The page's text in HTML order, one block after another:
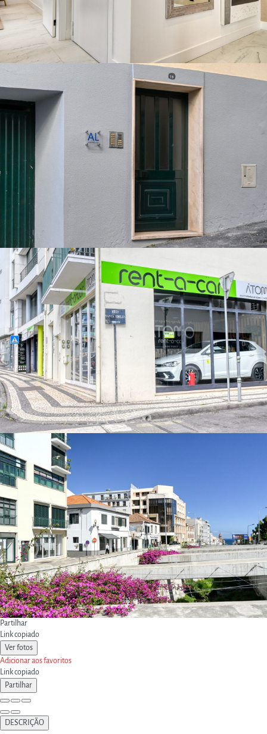
Partilhar
Link copiado
Ver fotos
Adicionar aos favoritos
Link copiado
Partilhar
DESCRIÇÃO